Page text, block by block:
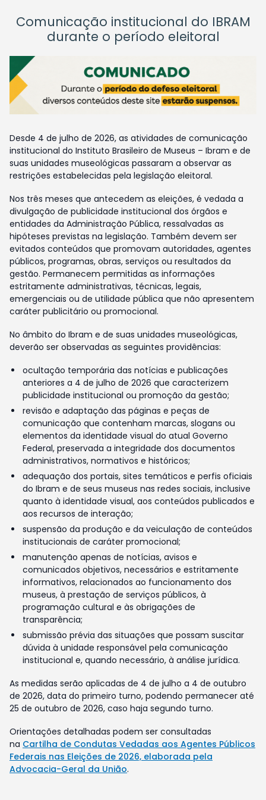
Comunicação institucional do IBRAM
durante o período eleitoral
Desde 4 de julho de 2026, as atividades de comunicação
institucional do Instituto Brasileiro de Museus – Ibram e de
suas unidades museológicas passaram a observar as
restrições estabelecidas pela legislação eleitoral.
Nos três meses que antecedem as eleições, é vedada a
divulgação de publicidade institucional dos órgãos e
entidades da Administração Pública, ressalvadas as
hipóteses previstas na legislação. Também devem ser
evitados conteúdos que promovam autoridades, agentes
públicos, programas, obras, serviços ou resultados da
gestão. Permanecem permitidas as informações
estritamente administrativas, técnicas, legais,
emergenciais ou de utilidade pública que não apresentem
caráter publicitário ou promocional.
No âmbito do Ibram e de suas unidades museológicas,
deverão ser observadas as seguintes providências:
ocultação temporária das notícias e publicações
anteriores a 4 de julho de 2026 que caracterizem
publicidade institucional ou promoção da gestão;
revisão e adaptação das páginas e peças de
comunicação que contenham marcas, slogans ou
elementos da identidade visual do atual Governo
Federal, preservada a integridade dos documentos
administrativos, normativos e históricos;
adequação dos portais, sites temáticos e perfis oficiais
do Ibram e de seus museus nas redes sociais, inclusive
quanto à identidade visual, aos conteúdos publicados e
aos recursos de interação;
suspensão da produção e da veiculação de conteúdos
institucionais de caráter promocional;
manutenção apenas de notícias, avisos e
comunicados objetivos, necessários e estritamente
informativos, relacionados ao funcionamento dos
museus, à prestação de serviços públicos, à
programação cultural e às obrigações de
transparência;
submissão prévia das situações que possam suscitar
dúvida à unidade responsável pela comunicação
institucional e, quando necessário, à análise jurídica.
As medidas serão aplicadas de 4 de julho a 4 de outubro
de 2026, data do primeiro turno, podendo permanecer até
25 de outubro de 2026, caso haja segundo turno.
Orientações detalhadas podem ser consultadas
na Cartilha de Condutas Vedadas aos Agentes Públicos
Federais nas Eleições de 2026, elaborada pela
Advocacia-Geral da União.